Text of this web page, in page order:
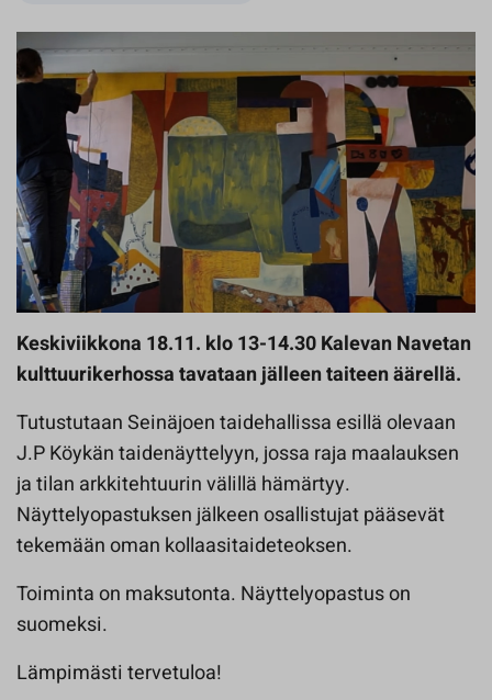
Keskiviikkona 18.11. klo 13-14.30 Kalevan Navetan
kulttuurikerhossa tavataan jälleen taiteen äärellä.
Tutustutaan Seinäjoen taidehallissa esillä olevaan
J.P Köykän taidenäyttelyyn, jossa raja maalauksen
ja tilan arkkitehtuurin välillä hämärtyy.
Näyttelyopastuksen jälkeen osallistujat pääsevät
tekemään oman kollaasitaideteoksen.
Toiminta on maksutonta. Näyttelyopastus on
suomeksi.
Lämpimästi tervetuloa!